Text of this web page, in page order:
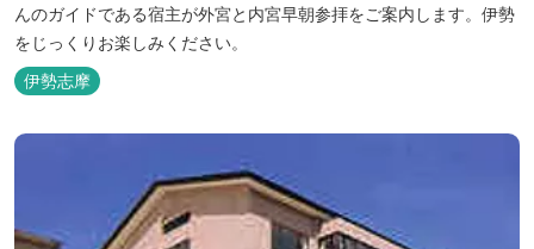
んのガイドである宿主が外宮と内宮早朝参拝をご案内します。伊勢
をじっくりお楽しみください。
伊勢志摩